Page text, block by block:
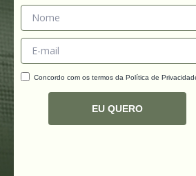
Ref: 57976
Misturador
Concordo com os termos da Política de
EU QUERO